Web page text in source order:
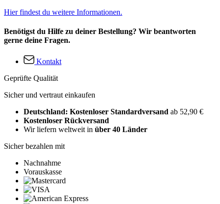
Hier findest du weitere Informationen.
Benötigst du Hilfe zu deiner Bestellung? Wir beantworten
gerne deine Fragen.
Kontakt
Geprüfte Qualität
Sicher und vertraut einkaufen
Deutschland: Kostenloser Standardversand ab 52,90 €
Kostenloser Rückversand
Wir liefern weltweit in über 40 Länder
Sicher bezahlen mit
Nachnahme
Vorauskasse